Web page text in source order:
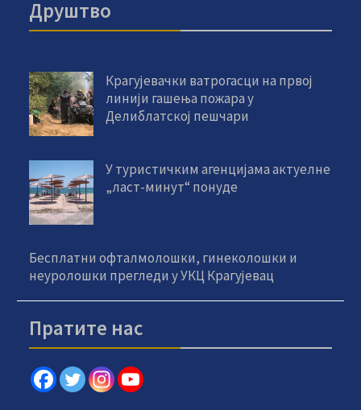
Друштво
Крагујевачки ватрогасци на првој
линији гашења пожара у
Делиблатској пешчари
У туристичким агенцијама актуелне
„ласт-минут“ понуде
Бесплатни офталмолошки, гинеколошки и
неуролошки прегледи у УКЦ Крагујевац
Пратите нас